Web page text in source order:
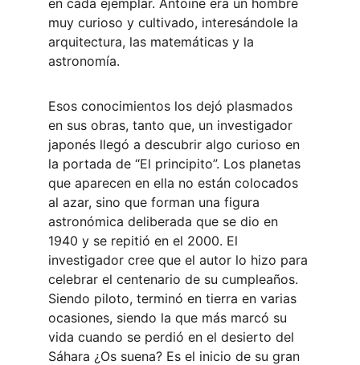
en cada ejemplar. Antoine era un hombre
muy curioso y cultivado, interesándole la
arquitectura, las matemáticas y la
astronomía.
Esos conocimientos los dejó plasmados
en sus obras, tanto que, un investigador
japonés llegó a descubrir algo curioso en
la portada de “El principito”. Los planetas
que aparecen en ella no están colocados
al azar, sino que forman una figura
astronómica deliberada que se dio en
1940 y se repitió en el 2000. El
investigador cree que el autor lo hizo para
celebrar el centenario de su cumpleaños.
Siendo piloto, terminó en tierra en varias
ocasiones, siendo la que más marcó su
vida cuando se perdió en el desierto del
Sáhara ¿Os suena? Es el inicio de su gran